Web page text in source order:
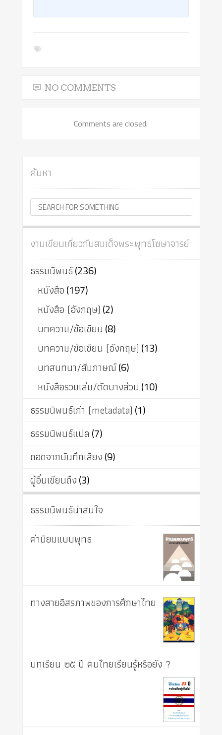
NO COMMENTS
Comments are closed.
ค้นหา
งานเขียนเกี่ยวกับสมเด็จพระพุทธโฆษาจารย์
ธรรมนิพนธ์(236)
หนังสือ(197)
หนังสือ (อังกฤษ) (2)
บทความ/ข้อเขียน (8)
บทความ/ข้อเขียน (อังกฤษ) (13)
บทสนทนา/สัมภาษณ์(6)
หนังสือรวมเล่ม/ตัดบางส่วน (10)
ธรรมนิพนธ์เก่า (metadata) (1)
ธรรมนิพนธ์แปล (7)
ถอดจากบันทึกเสียง(9)
ผู้อื่นเขียนถึง(3)
ธรรมนิพนธ์น่าสนใจ
ค่านิยมแบบพุทธ
ทางสายอิสรภาพของการศึกษาไทย
บทเรียน ๒๕ ปี คนไทยเรียนรู้หรือยัง ?